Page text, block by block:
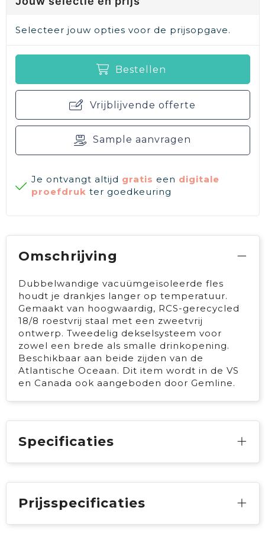
Selecteer jouw opties voor de prijsopgave.
Bestellen
Vrijblijvende offerte
Sample aanvragen
Je ontvangt altijd gratis een digitale
proefdruk ter goedkeuring
Omschrijving
Dubbelwandige vacuümgeïsoleerde fles
houdt je drankjes langer op temperatuur.
Gemaakt van hoogwaardig, RCS-gerecycled
18/8 roestvrij staal met een zweetvrij
ontwerp. Tweedelig dekselsysteem voor
zowel een brede als smalle drinkopening.
Beschikbaar aan beide zijden van de
Atlantische Oceaan. Dit item wordt in de VS
en Canada ook aangeboden door Gemline.
Specificaties
Prijsspecificaties